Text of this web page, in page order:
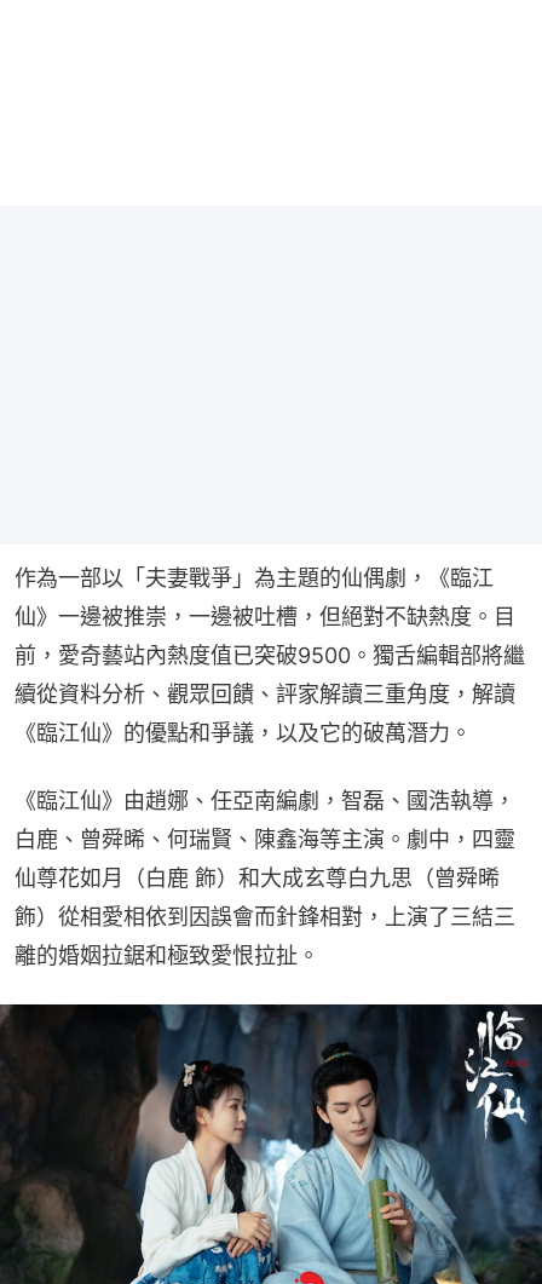
作為一部以「夫妻戰爭」為主題的仙偶劇，《臨江
仙》一邊被推崇，一邊被吐槽，但絕對不缺熱度。目
前，愛奇藝站內熱度值已突破9500。獨舌編輯部將繼
續從資料分析、觀眾回饋、評家解讀三重角度，解讀
《臨江仙》的優點和爭議，以及它的破萬潛力。
《臨江仙》由趙娜、任亞南編劇，智磊、國浩執導，
白鹿、曾舜晞、何瑞賢、陳鑫海等主演。劇中，四靈
仙尊花如月（白鹿 飾）和大成玄尊白九思（曾舜晞
飾）從相愛相依到因誤會而針鋒相對，上演了三結三
離的婚姻拉鋸和極致愛恨拉扯。